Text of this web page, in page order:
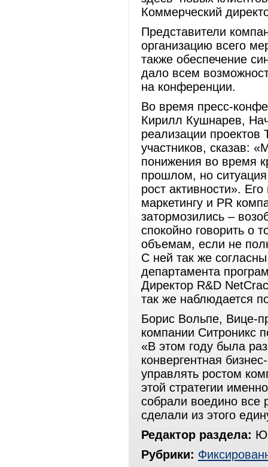
Коммерческий
Представители
организацию всего
также обеспечение
дало всем
на конференции.
Во время пресс-
Кирилл Кушнарев,
реализации
участников, сказав:
понижения во время
прошлом, но ситуация
рост активности».
маркетингу и PR
затормозились –
спокойно говорить о
объемам, если не
С ней так же
департамента
Директор R&D
так же наблюдается
Борис Вольпе, Вице-
компании Ситроникс
«В этом году была
конвергентная
управлять ростом
этой стратегии
собрали воедино все
сделали из этого
Редактор раздела:
Рубрики: